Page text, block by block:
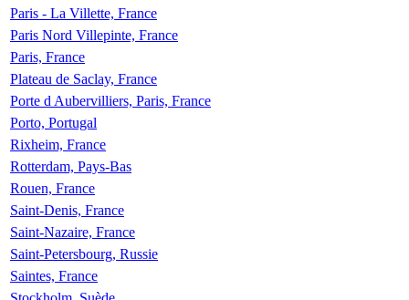
Paris - La Villette, France
Paris Nord Villepinte, France
Paris, France
Plateau de Saclay, France
Porte d Aubervilliers, Paris, France
Porto, Portugal
Rixheim, France
Rotterdam, Pays-Bas
Rouen, France
Saint-Denis, France
Saint-Nazaire, France
Saint-Petersbourg, Russie
Saintes, France